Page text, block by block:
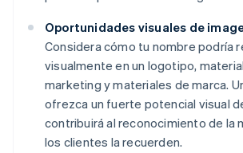
Oportunidades visuales de
Considera cómo tu nombre podría
visualmente en un logotipo,
marketing y materiales de marca.
ofrezca un fuerte potencial visual
contribuirá al reconocimiento de la
los clientes la recuerden.